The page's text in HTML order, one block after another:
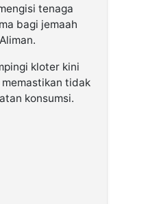
tenaga
bagi jemaah
kloter kini
tidak
konsumsi.